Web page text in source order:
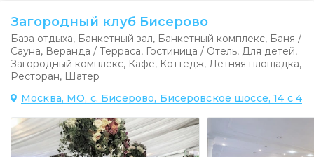
Загородный клуб Бисерово
База отдыха, Банкетный зал, Банкетный комплекс, Баня /
Сауна, Веранда / Терраса, Гостиница / Отель, Для детей,
Загородный комплекс, Кафе, Коттедж, Летняя площадка,
Ресторан, Шатер
Москва, МО, с. Бисерово, Бисеровское шоссе, 14 с 4